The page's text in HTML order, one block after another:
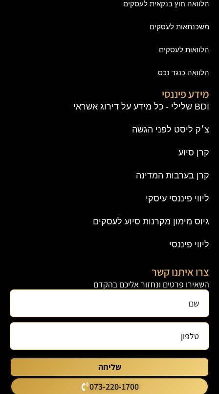
הלוואה חוץ בנקאית לעסקים
משכנתאות לעסקים
הלוואות לעסקים
הלוואה כנגד נכס
מידע פיננסי
BDI שלילי - כל מידע על דירוג אשראי
צ׳ק ליסט לפני הגשה
קרן סיוע
קרן בערבות המדינה
ליווי פיננסי עיסקי
גיוס מימון מקרנות סיוע לעסקים
ליווי פיננסי
צרו איתנו קשר
השאירו פרטים ונחזור אליכם בהקדם
שליחה
073-220-1700